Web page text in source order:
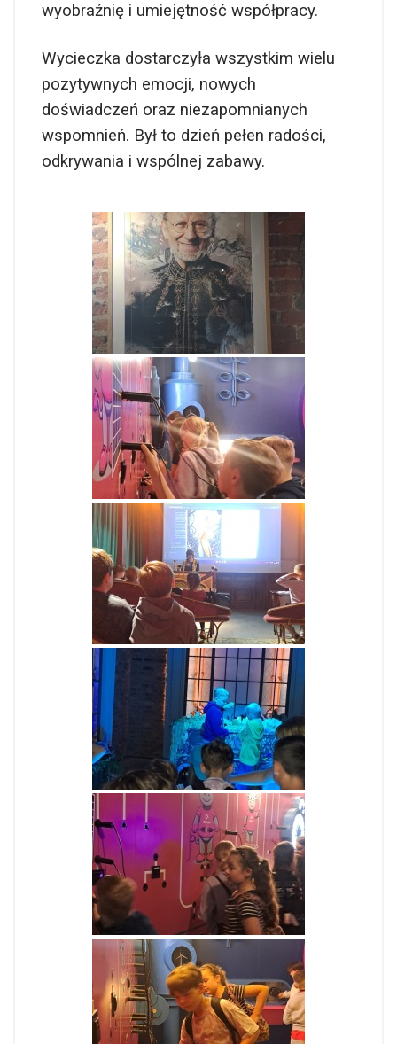
wyobraźnię i umiejętność współpracy.
Wycieczka dostarczyła wszystkim wielu
pozytywnych emocji, nowych
doświadczeń oraz niezapomnianych
wspomnień. Był to dzień pełen radości,
odkrywania i wspólnej zabawy.